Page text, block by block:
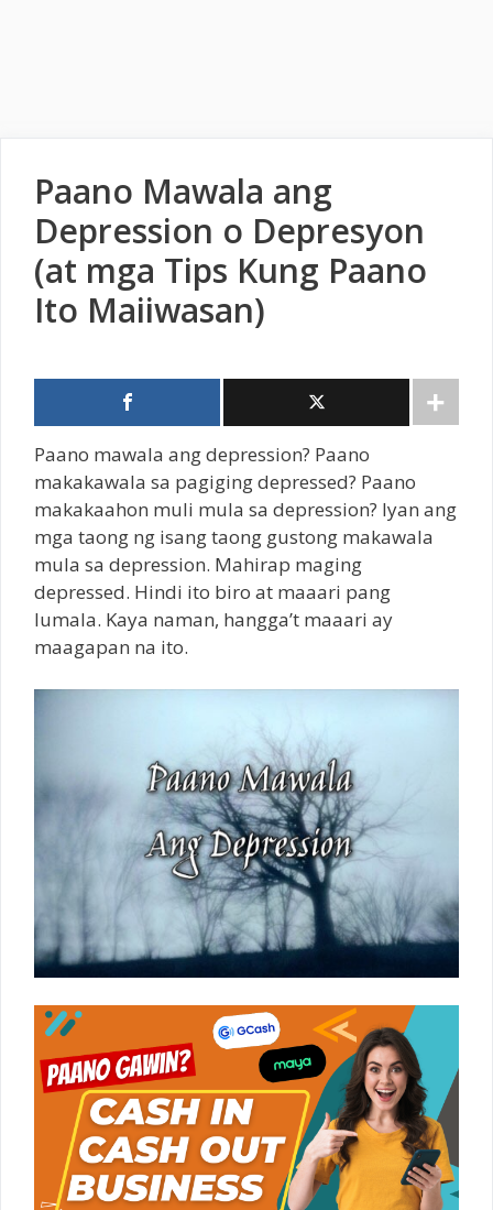
Paano Mawala ang
Depression o Depresyon
(at mga Tips Kung Paano
Ito Maiiwasan)
Paano mawala ang depression? Paano
makakawala sa pagiging depressed? Paano
makakaahon muli mula sa depression? Iyan ang
mga taong ng isang taong gustong makawala
mula sa depression. Mahirap maging
depressed. Hindi ito biro at maaari pang
lumala. Kaya naman, hangga’t maaari ay
maagapan na ito.